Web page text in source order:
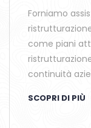
Forniamo
come piani
continuità
SCOPRI DI PIÙ